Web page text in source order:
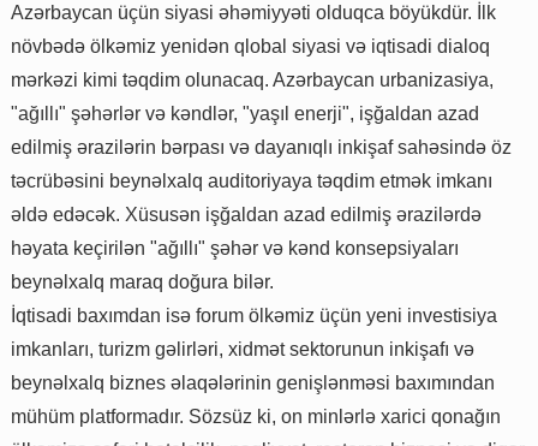
Azərbaycan üçün siyasi əhəmiyyəti olduqca böyükdür. İlk
növbədə ölkəmiz yenidən qlobal siyasi və iqtisadi dialoq
mərkəzi kimi təqdim olunacaq. Azərbaycan urbanizasiya,
"ağıllı" şəhərlər və kəndlər, "yaşıl enerji", işğaldan azad
edilmiş ərazilərin bərpası və dayanıqlı inkişaf sahəsində öz
təcrübəsini beynəlxalq auditoriyaya təqdim etmək imkanı
əldə edəcək. Xüsusən işğaldan azad edilmiş ərazilərdə
həyata keçirilən "ağıllı" şəhər və kənd konsepsiyaları
beynəlxalq maraq doğura bilər.
İqtisadi baxımdan isə forum ölkəmiz üçün yeni investisiya
imkanları, turizm gəlirləri, xidmət sektorunun inkişafı və
beynəlxalq biznes əlaqələrinin genişlənməsi baxımından
mühüm platformadır. Sözsüz ki, on minlərlə xarici qonağın